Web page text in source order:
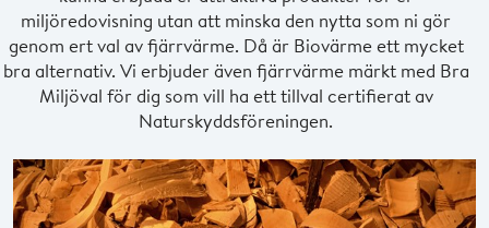
miljöredovisning utan att minska den nytta som ni gör
genom ert val av fjärrvärme. Då är Biovärme ett mycket
bra alternativ. Vi erbjuder även fjärrvärme märkt med Bra
Miljöval för dig som vill ha ett tillval certifierat av
Naturskyddsföreningen.